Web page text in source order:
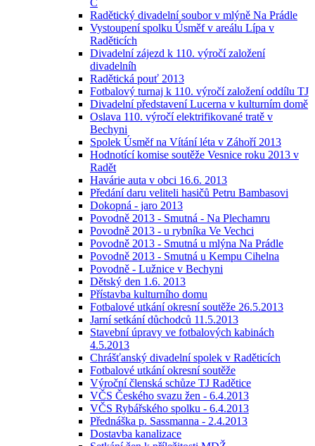
C
Radětický divadelní soubor v mlýně Na Prádle
Vystoupení spolku Úsměf v areálu Lípa v
Raděticích
Divadelní zájezd k 110. výročí založení
divadelníh
Radětická pouť 2013
Fotbalový turnaj k 110. výročí založení oddílu TJ
Divadelní představení Lucerna v kulturním domě
Oslava 110. výročí elektrifikované tratě v
Bechyni
Spolek Úsměf na Vítání léta v Záhoří 2013
Hodnotící komise soutěže Vesnice roku 2013 v
Radět
Havárie auta v obci 16.6. 2013
Předání daru veliteli hasičů Petru Bambasovi
Dokopná - jaro 2013
Povodně 2013 - Smutná - Na Plechamru
Povodně 2013 - u rybníka Ve Vechci
Povodně 2013 - Smutná u mlýna Na Prádle
Povodně 2013 - Smutná u Kempu Cihelna
Povodně - Lužnice v Bechyni
Dětský den 1.6. 2013
Přístavba kulturního domu
Fotbalové utkání okresní soutěže 26.5.2013
Jarní setkání důchodců 11.5.2013
Stavební úpravy ve fotbalových kabinách
4.5.2013
Chrášťanský divadelní spolek v Raděticích
Fotbalové utkání okresní soutěže
Výroční členská schůze TJ Radětice
VČS Českého svazu žen - 6.4.2013
VČS Rybářského spolku - 6.4.2013
Přednáška p. Sassmanna - 2.4.2013
Dostavba kanalizace